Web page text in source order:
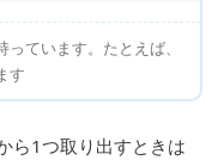
ています。たとえば、
す
ら1つ取り出すときは